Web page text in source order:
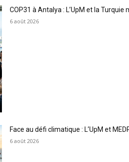
COP31 à Antalya : L’UpM et la
6 août 2026
Face au défi climatique : L’UpM et
6 août 2026